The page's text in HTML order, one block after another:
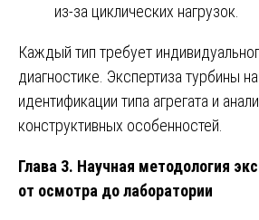
из-за циклических нагрузок.
Каждый тип требует
диагностике. Экспертиза турбины
идентификации типа агрегата и
конструктивных особенностей.
Глава 3. Научная методология
от осмотра до лаборатории